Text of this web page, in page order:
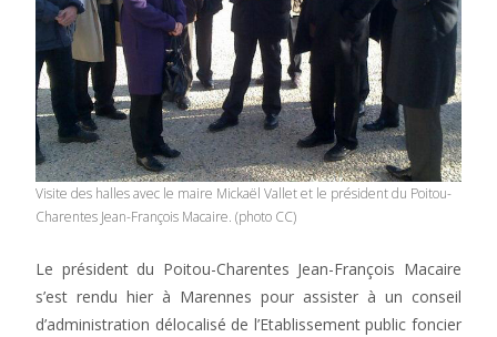
Visite des halles avec le maire Mickaël Vallet et le président du Poitou-
Charentes Jean-François Macaire. (photo CC)
Le président du Poitou-Charentes Jean-François Macaire
s’est rendu hier à Marennes pour assister à un conseil
d’administration délocalisé de l’Etablissement public foncier